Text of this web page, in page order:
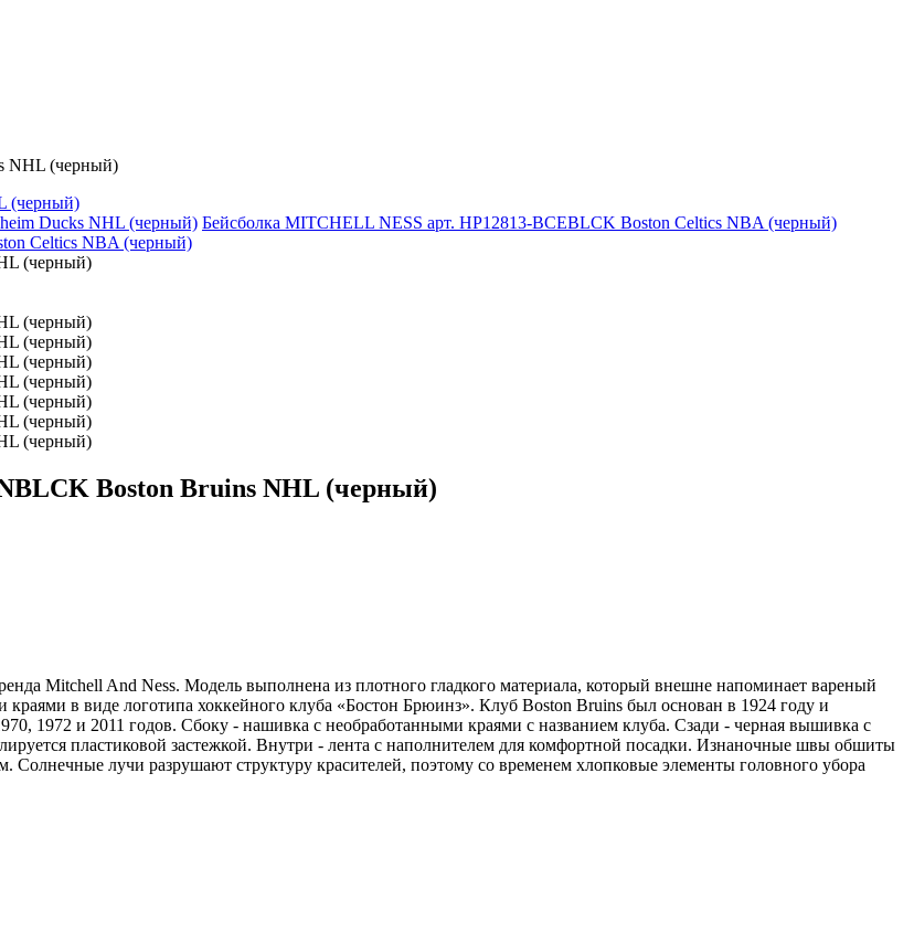
NHL (черный)
(черный)
Бейсболка MITCHELL NESS арт. HP12813-BCEBLCK Boston Celtics NBA (черный)
Boston Bruins NHL (черный)
Mitchell And Ness. Модель выполнена из плотного гладкого материала, который внешне напоминает вареный
в виде логотипа хоккейного клуба «Бостон Брюинз». Клуб Boston Bruins был основан в 1924 году и
1972 и 2011 годов. Сбоку - нашивка с необработанными краями с названием клуба. Сзади - черная вышивка с
пластиковой застежкой. Внутри - лента с наполнителем для комфортной посадки. Изнаночные швы обшиты
лучи разрушают структуру красителей, поэтому со временем хлопковые элементы головного убора